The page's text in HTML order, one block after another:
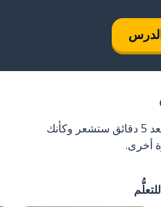
الدرس
انغمس في هذا الدرس الآن وبعد 5 دقائق ستشعر وكأنك
أخرى.